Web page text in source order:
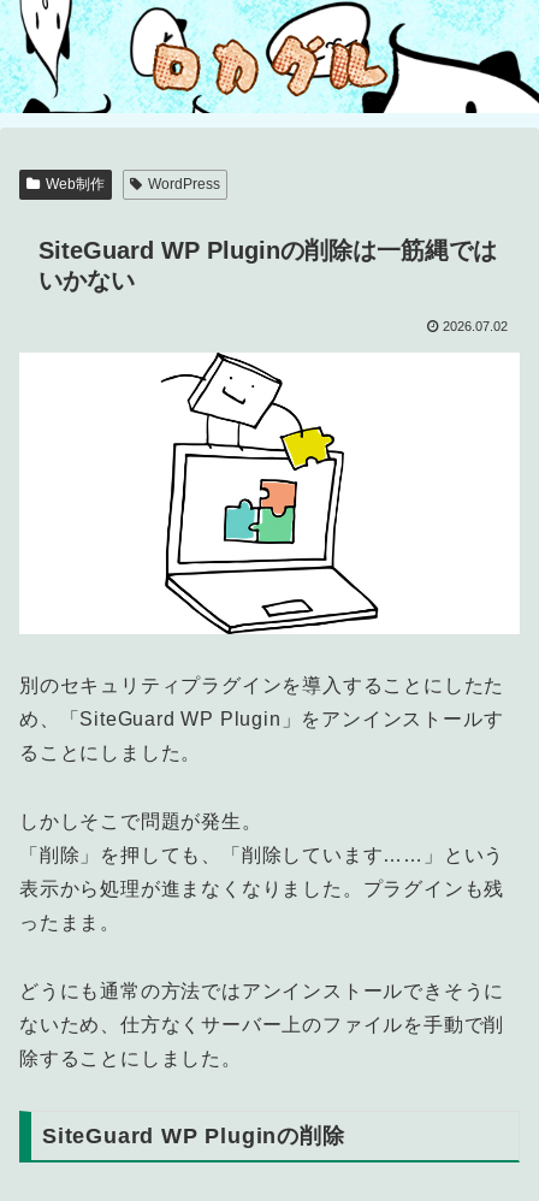
Web制作 WordPress
SiteGuard WP Pluginの削除は一筋縄では
いかない
2026.07.02
別のセキュリティプラグインを導入することにしたた
め、「SiteGuard WP Plugin」をアンインストールす
ることにしました。
しかしそこで問題が発生。
「削除」を押しても、「削除しています……」という
表示から処理が進まなくなりました。プラグインも残
ったまま。
どうにも通常の方法ではアンインストールできそうに
ないため、仕方なくサーバー上のファイルを手動で削
除することにしました。
SiteGuard WP Pluginの削除